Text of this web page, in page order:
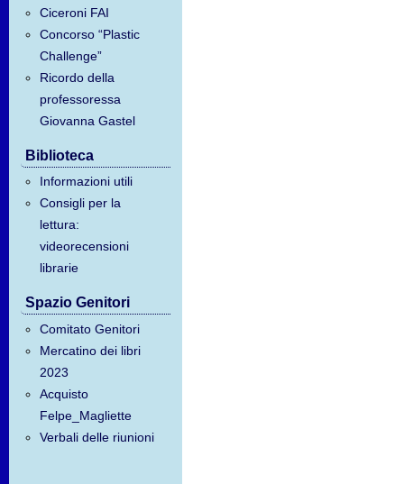
Ciceroni FAI
Concorso “Plastic
Challenge”
Ricordo della
professoressa
Giovanna Gastel
Biblioteca
Informazioni utili
Consigli per la
lettura:
videorecensioni
librarie
Spazio Genitori
Comitato Genitori
Mercatino dei libri
2023
Acquisto
Felpe_Magliette
Verbali delle riunioni